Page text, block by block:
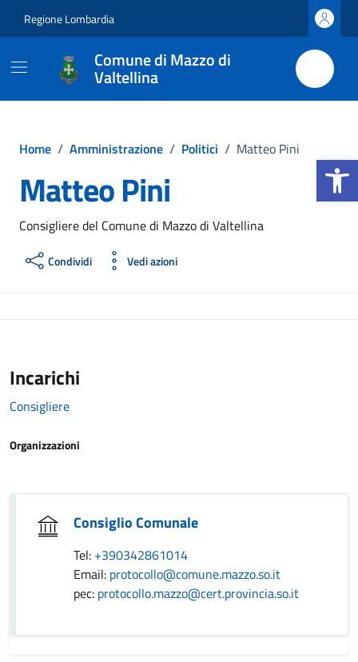
Apri la
Regione Lombardia
Comune di Mazzo di
Valtellina
Home / Amministrazione / Politici / Matteo Pini
Matteo Pini
Consigliere del Comune di Mazzo di Valtellina
Condividi Vedi azioni
Incarichi
Consigliere
Organizzazioni
Consiglio Comunale
Tel: +390342861014
Email: protocollo@comune.mazzo.so.it
pec: protocollo.mazzo@cert.provincia.so.it